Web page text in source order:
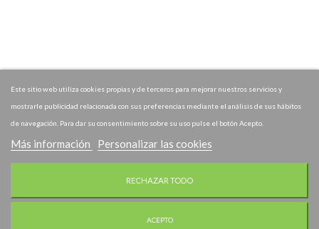
Este sitio web utiliza cookies propias y de terceros para mejorar nuestros servicios y
mostrarle publicidad relacionada con sus preferencias mediante el análisis de sus hábitos
de navegación. Para dar su consentimiento sobre su uso pulse el botón Acepto.
Más información Personalizar las cookies
RECHAZAR TODO
ACEPTO